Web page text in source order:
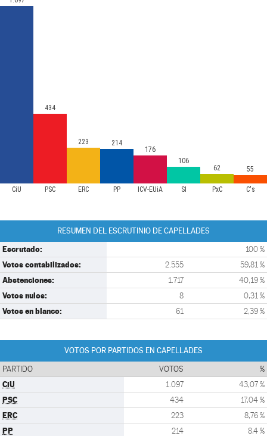
CiU PSC ERC PP ICV-EUiA SI PxC C's
434
223 214
176
106
62
55
RESUMEN DEL ESCRUTINIO DE CAPELLADES
Escrutado: 100 %
Votos contabilizados: 2.555 59,81 %
Abstenciones: 1.717 40,19 %
Votos nulos: 8 0,31 %
Votos en blanco: 61 2,39 %
VOTOS POR PARTIDOS EN CAPELLADES
PARTIDO VOTOS %
CiU 1.097 43,07 %
PSC 434 17,04 %
ERC 223 8,76 %
PP 214 8,4 %